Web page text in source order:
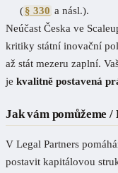
(§ 330 a násl.).
Neúčast Česka ve
kritiky státní inovační
až stát mezeru zaplní.
je kvalitně postavená
Jak vám pomůžeme
V Legal Partners
postavit kapitálovou